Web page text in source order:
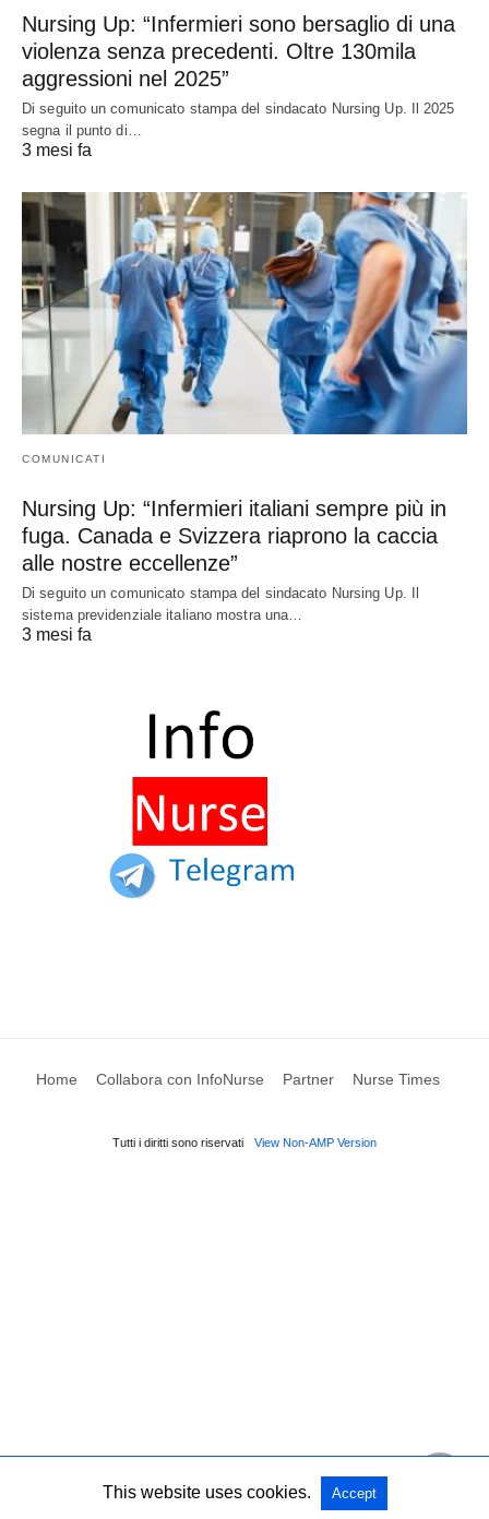
Nursing Up: “Infermieri sono bersaglio di una
violenza senza precedenti. Oltre 130mila
aggressioni nel 2025”
Di seguito un comunicato stampa del sindacato Nursing Up. Il 2025
segna il punto di…
3 mesi fa
COMUNICATI
Nursing Up: “Infermieri italiani sempre più in
fuga. Canada e Svizzera riaprono la caccia
alle nostre eccellenze”
Di seguito un comunicato stampa del sindacato Nursing Up. Il
sistema previdenziale italiano mostra una…
3 mesi fa
Home Collabora con InfoNurse Partner Nurse Times
Tutti i diritti sono riservati View Non-AMP Version
This website uses cookies. Accept